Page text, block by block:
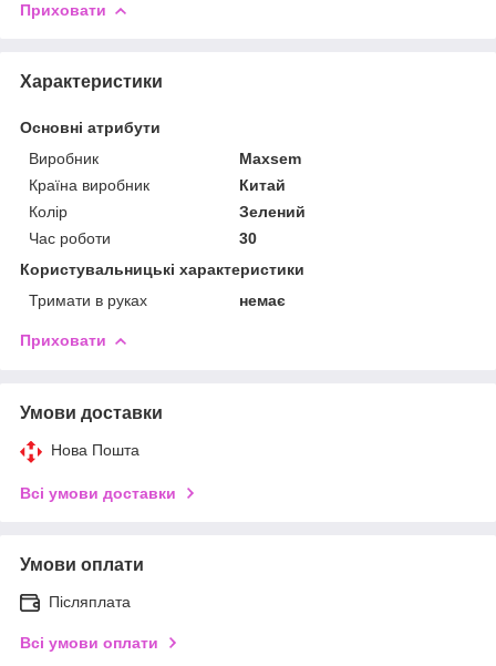
Приховати
Характеристики
Основні атрибути
Виробник
Maxsem
Країна виробник
Китай
Колір
Зелений
Час роботи
30
Користувальницькі характеристики
Тримати в руках
немає
Приховати
Умови доставки
Нова Пошта
Всі умови доставки
Умови оплати
Післяплата
Всі умови оплати